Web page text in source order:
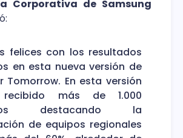
Corporativa de Samsung
felices con los resultados
en esta nueva versión de
Tomorrow. En esta versión
recibido más de 1.000
destacando la
de equipos regionales